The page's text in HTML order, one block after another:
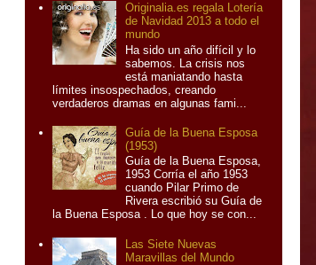
Originalia.es regala Lotería
de Navidad 2013 a todo el
mundo
Ha sido un año difícil y lo
sabemos. La crisis nos
está maniatando hasta
límites insospechados, creando
verdaderos dramas en algunas fami...
Guía de la Buena Esposa
(1953)
Guía de la Buena Esposa,
1953 Corría el año 1953
cuando Pilar Primo de
Rivera escribió su Guía de
la Buena Esposa . Lo que hoy se con...
Las Siete Nuevas
Maravillas del Mundo